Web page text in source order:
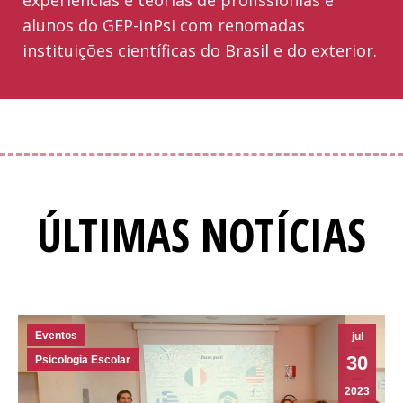
alunos do GEP-inPsi com renomadas
instituições científicas do Brasil e do exterior.
ÚLTIMAS NOTÍCIAS
jul
30
2023
Eventos
Psicologia Escolar